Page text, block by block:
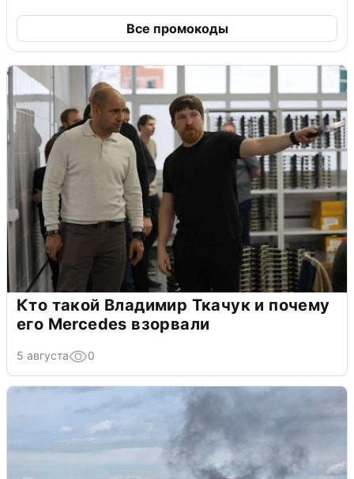
Все промокоды
Кто такой Владимир Ткачук и почему
его Mercedes взорвали
5 августа 0